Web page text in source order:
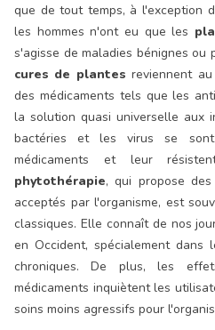
que de tout temps, à l'exception
les hommes n'ont eu que les
s'agisse de maladies bénignes ou
cures de plantes reviennent
des médicaments tels que les
la solution quasi universelle aux
bactéries et les virus se
médicaments et leur
phytothérapie, qui propose des
acceptés par l'organisme, est
classiques. Elle connaît de nos
en Occident, spécialement dans
chroniques. De plus, les
médicaments inquiètent les
soins moins agressifs pour